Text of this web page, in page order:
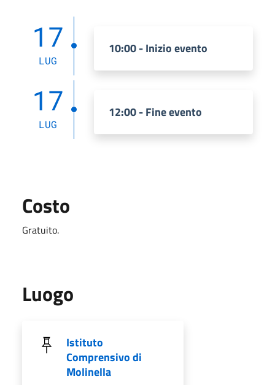
17
LUG
10:00 - Inizio evento
17
LUG
12:00 - Fine evento
Costo
Gratuito.
Luogo
Istituto
Comprensivo di
Molinella